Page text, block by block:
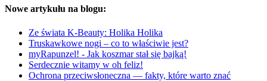
Nowe artykułu na blogu:
Ze świata K-Beauty: Holika Holika
Truskawkowe nogi – co to właściwie jest?
myRapunzel! - Jak koszmar stał się bajką!
Serdecznie witamy w oh feliz!
Ochrona przeciwsłoneczna — fakty, które warto znać